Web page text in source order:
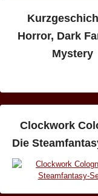
Horror, Dark
Mystery
Clockwork
Die